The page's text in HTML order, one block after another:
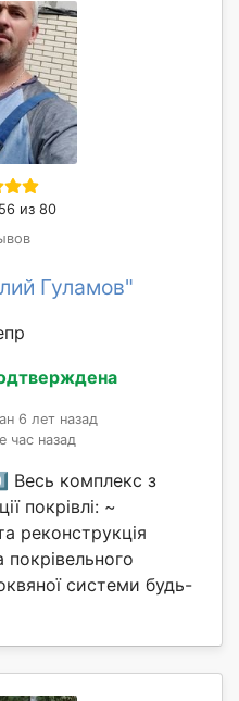
из 80
Гуламов"
6 лет назад
час назад
Весь комплекс з
покрівлі: ~
реконструкція
покрівельного
системи будь-